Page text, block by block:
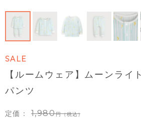
SALE
【ルームウェア】ムーンライ
パンツ
定価： 1,980 （税込）